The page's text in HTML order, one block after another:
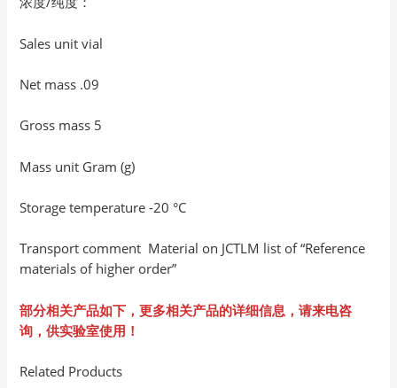
Sales unit vial
Net mass .09
Gross mass 5
Mass unit Gram (g)
Storage temperature -20 °C
Transport comment Material on JCTLM list of “Reference
materials of higher order”
部分相关产品如下，更多相关产品的详细信息，请来电咨
询，供实验室使用！
Related Products